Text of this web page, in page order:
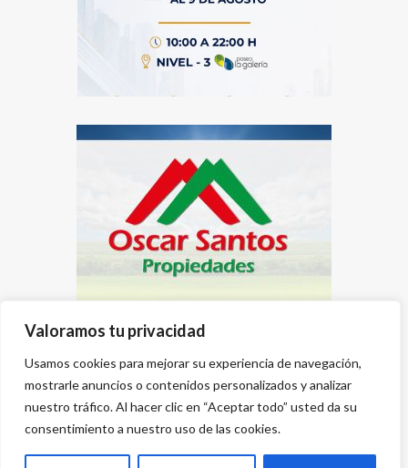
Valoramos tu privacidad
Usamos cookies para mejorar su experiencia de navegación,
mostrarle anuncios o contenidos personalizados y analizar
nuestro tráfico. Al hacer clic en “Aceptar todo” usted da su
consentimiento a nuestro uso de las cookies.